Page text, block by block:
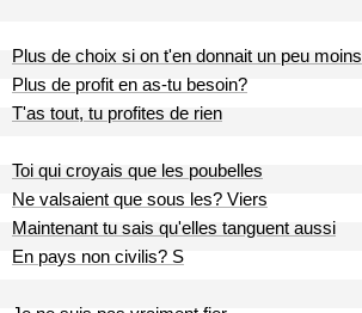
Plus de choix si on t'en donnait un peu moins
Plus de profit en as-tu besoin?
T'as tout, tu profites de rien
Toi qui croyais que les poubelles
Ne valsaient que sous les? Viers
Maintenant tu sais qu'elles tanguent aussi
En pays non civilis? S